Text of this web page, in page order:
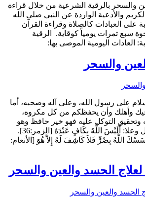
والسحر بالرقية الشرعية من خلال قراءة
والأدعية الواردة عن النبي صلى الله
على العبادات كالصلاة وقراءة القرآن
سبع تمرات يومياً كوقاية. الرقية
العادات اليومية الموصى بها:
والسحر
على رسول الله، وعلى آله وصحبه، أما
وأهلك وأن يحفظكم من كل مكروه،
وتحقيق التوكل عليه فهو خير حافظ وهو
أرحم الراحمين، قال جل وعلا: أَلَيْسَ اللَّهُ بِكَافٍ عَبْدَهُ [الزمر:36].
اللَّهُ بِضُرٍّ فَلا كَاشِفَ لَهُ إِلاَّ هُوَ [الأنعام:
لعلاج الحسد والعين والسحر